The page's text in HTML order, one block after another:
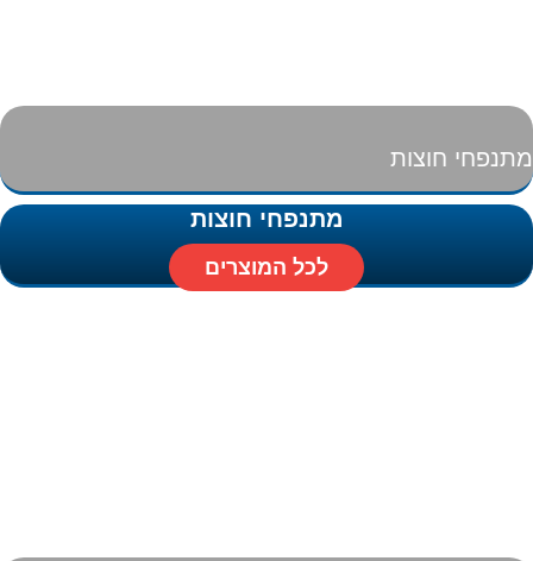
מתנפחי חוצות
מתנפחי חוצות
לכל המוצרים